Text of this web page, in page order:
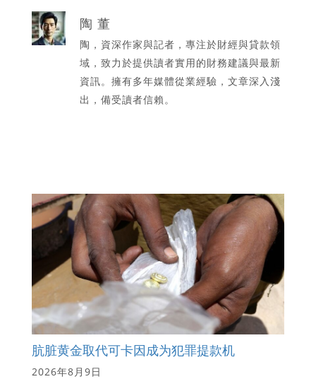
陶 董
陶，資深作家與記者，專注於財經與貸款領
域，致力於提供讀者實用的財務建議與最新
資訊。擁有多年媒體從業經驗，文章深入淺
出，備受讀者信賴。
肮脏黄金取代可卡因成为犯罪提款机
2026年8月9日